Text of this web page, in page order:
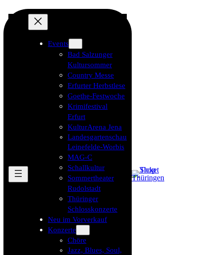
Events
Bad Salzunger
Kultursommer
Country Messe
Erfurter Herbstlese
Goethe-Festwoche
Krimifestival
Erfurt
KulturArena Jena
Landesgartenschau
Leinefelde-Worbis
MAG-C
Schallkultur
Sommertheater
Rudolstadt
Thüringer
Schlosskonzerte
Neu im Vorverkauf
Konzerte
Chöre
Jazz, Blues, Soul,